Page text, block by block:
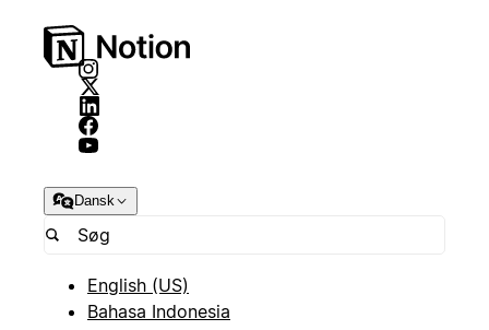
Dansk
English (US)
Bahasa Indonesia